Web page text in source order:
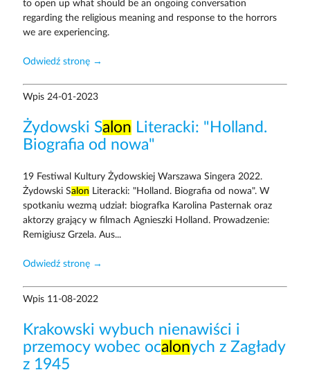
to open up what should be an ongoing conversation
regarding the religious meaning and response to the horrors
we are experiencing.
Odwiedź stronę →
Wpis 24-01-2023
Żydowski Salon Literacki: "Holland.
Biografia od nowa"
19 Festiwal Kultury Żydowskiej Warszawa Singera 2022.
Żydowski Salon Literacki: "Holland. Biografia od nowa". W
spotkaniu wezmą udział: biografka Karolina Pasternak oraz
aktorzy grający w filmach Agnieszki Holland. Prowadzenie:
Remigiusz Grzela. Aus...
Odwiedź stronę →
Wpis 11-08-2022
Krakowski wybuch nienawiści i
przemocy wobec ocalonych z Zagłady
z 1945